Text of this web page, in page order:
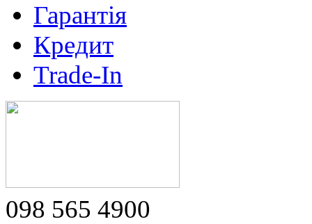
Гарантія
Кредит
Trade-In
098 565 4900